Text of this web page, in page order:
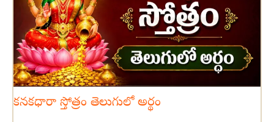
కనకధారా స్తోత్రం తెలుగులో అర్థం